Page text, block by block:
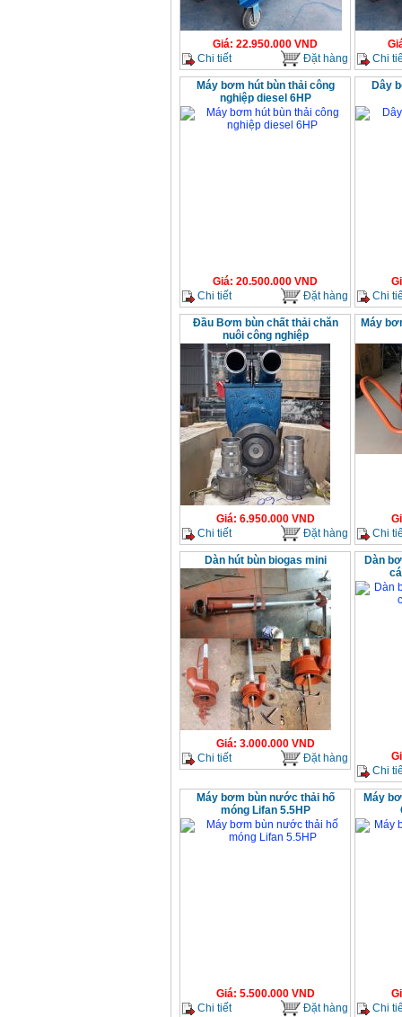
Giá: 22.950.000 VND
Chi tiết
Đặt hàng
Chi
Máy bơm hút bùn thải công
nghiệp diesel 6HP
Giá: 20.500.000 VND
Chi tiết
Đặt hàng
Dây
Chi
Đầu Bơm bùn chất thải chăn
nuôi công nghiệp
Giá: 6.950.000VND
Chi tiết
Đặt hàng
Máy
Chi
Dàn hút bùn biogas mini
Giá: 3.000.000VND
Chi tiết
Đặt hàng
Dàn
Chi
Máy bơm bùn nước thải hố
móng Lifan 5.5HP
Giá: 5.500.000VND
Chi tiết
Đặt hàng
Máy
Chi